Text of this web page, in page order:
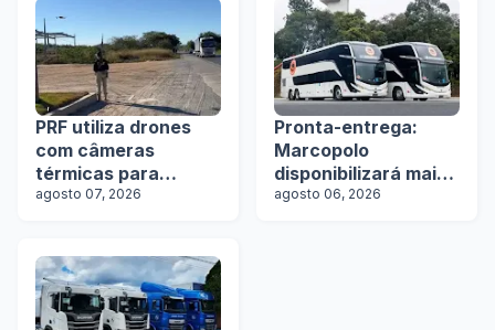
PRF utiliza drones
com câmeras
térmicas para
fiscalizar freios de
agosto 07, 2026
Pronta-entrega:
Marcopolo
disponibilizará mais
de 100 ônibus para
agosto 06, 2026